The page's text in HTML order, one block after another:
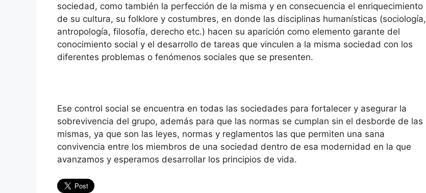
sociedad, como también la perfección de la misma y en consecuencia el enriquecimiento
de su cultura, su folklore y costumbres, en donde las disciplinas humanísticas (sociología,
antropología, filosofía, derecho etc.) hacen su aparición como elemento garante del
conocimiento social y el desarrollo de tareas que vinculen a la misma sociedad con los
diferentes problemas o fenómenos sociales que se presenten.
Ese control social se encuentra en todas las sociedades para fortalecer y asegurar la
sobrevivencia del grupo, además para que las normas se cumplan sin el desborde de las
mismas, ya que son las leyes, normas y reglamentos las que permiten una sana
convivencia entre los miembros de una sociedad dentro de esa modernidad en la que
avanzamos y esperamos desarrollar los principios de vida.